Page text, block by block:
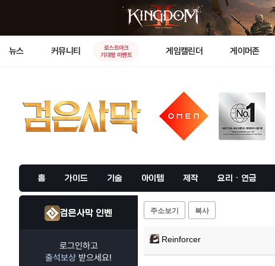
뉴스 커뮤니티
로스트아크
기대평 이벤트
게임캘린더 게이머존
홈 가이드 기술 아이템 제작 요리 · 연금
검은사막 인벤
로그인하고
출석보상 받으세요!
주소보기 복사
Reinforcer